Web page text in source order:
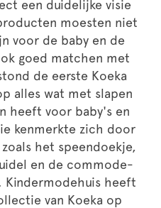
een duidelijke visie
moesten niet
voor de baby en de
goed matchen met
de eerste Koeka
alles wat met slapen
heeft voor baby's en
kenmerkte zich door
het speendoekje,
en de commode-
Kindermodehuis heeft
van Koeka op